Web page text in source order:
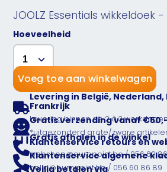
JOOLZ Essentials wikkeldoek -
Hoeveelheid
Voeg toe aan winkelwagen
Levering in België,
Frankrijk
Levering binnen de 2 à 3 werkdagen
Gratis verzending vanaf
*uitgezonderd grote/zware
Gratis afhalen in de winkel
Klantenservice retours en
webshop@europoint.be / 056 60
Klantenservice algemene
hello@europoint.be / 056 60 86 89
Veilig betalen via